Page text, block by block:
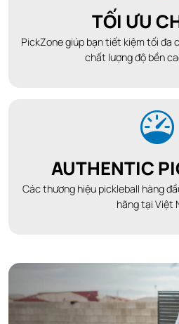
TỐI ƯU
PickZone giúp bạn tiết kiệm tối đa
chất lượng độ bền
AUTHENTIC
Các thương hiệu pickleball hàng
hãng tại Việt